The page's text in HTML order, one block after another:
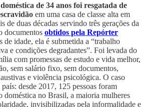
de 34 anos foi resgatada de
em uma casa de classe alta em
de duas décadas servindo três gerações da
documentos obtidos pela Repórter
de idade, ela é submetida a “trabalho
e condições degradantes”. Foi levada do
com promessas de estudo e vida melhor,
sem salário fixo, sem documentos,
e violência psicológica. O caso
desde 2017, 125 pessoas foram
doméstica no Brasil, a maioria mulheres
invisibilizadas pela informalidade e